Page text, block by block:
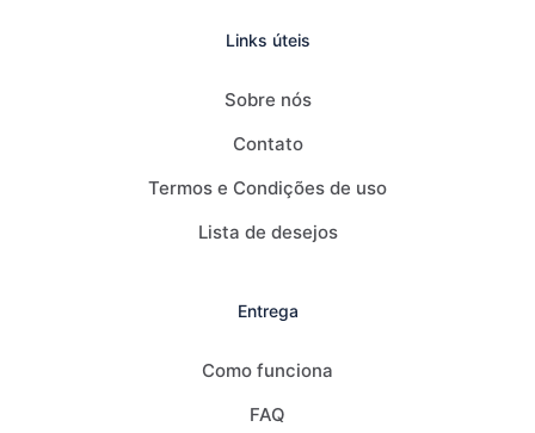
Links úteis
Sobre nós
Contato
Termos e Condições de uso
Lista de desejos
Entrega
Como funciona
FAQ